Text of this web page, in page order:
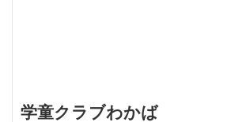
学童クラブわかば